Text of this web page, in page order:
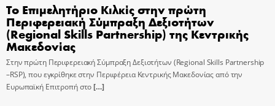
Το Επιμελητήριο Κιλκίς στην πρώτη
Περιφερειακή Σύμπραξη Δεξιοτήτων
(Regional Skills Partnership) της Κεντρικής
Μακεδονίας
Στην πρώτη Περιφερειακή Σύμπραξη Δεξιοτήτων (Regional Skills Partnership
–RSP), που εγκρίθηκε στην Περιφέρεια Κεντρικής Μακεδονίας από την
Ευρωπαϊκή Επιτροπή στο[…]